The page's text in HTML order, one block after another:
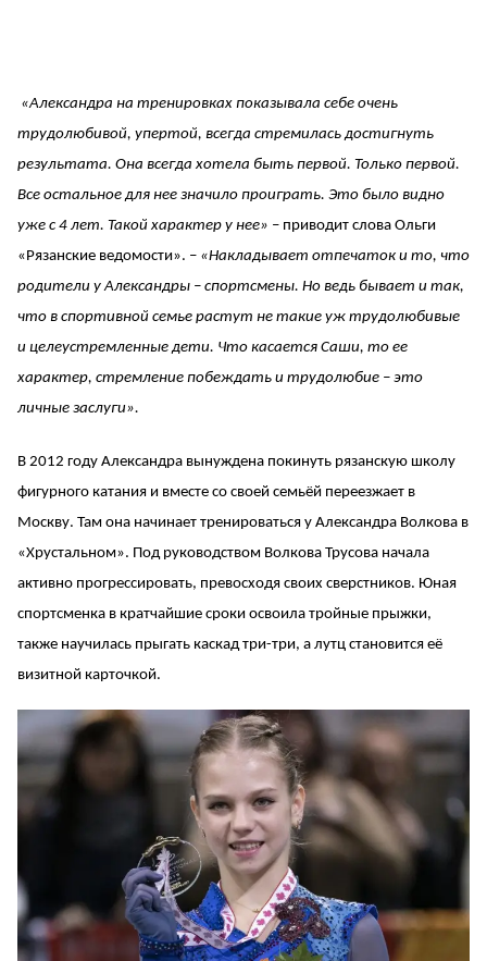
«Александра на тренировках показывала себе очень
трудолюбивой, упертой, всегда стремилась достигнуть
результата. Она всегда хотела быть первой. Только первой.
Все остальное для нее значило проиграть. Это было видно
уже с 4 лет. Такой характер у нее» – приводит слова Ольги
«Рязанские ведомости». – «Накладывает отпечаток и то, что
родители у Александры – спортсмены. Но ведь бывает и так,
что в спортивной семье растут не такие уж трудолюбивые
и целеустремленные дети. Что касается Саши, то ее
характер, стремление побеждать и трудолюбие – это
личные заслуги».
В 2012 году Александра вынуждена покинуть рязанскую школу
фигурного катания и вместе со своей семьёй переезжает в
Москву. Там она начинает тренироваться у Александра Волкова в
«Хрустальном». Под руководством Волкова Трусова начала
активно прогрессировать, превосходя своих сверстников. Юная
спортсменка в кратчайшие сроки освоила тройные прыжки,
также научилась прыгать каскад три-три, а лутц становится её
визитной карточкой.